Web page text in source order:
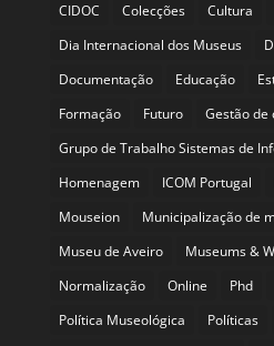
CIDOC
Colecções Cultura
Dia Internacional dos Museus
Documentação
Educação
Formação
Futuro
Gestão de
Grupo de Trabalho Sistemas de
Homenagem
ICOM Portugal
Mouseion
Municipalização de
Museu de Aveiro
Museums &
Normalização
Online Phd
Política Museológica
Políticas